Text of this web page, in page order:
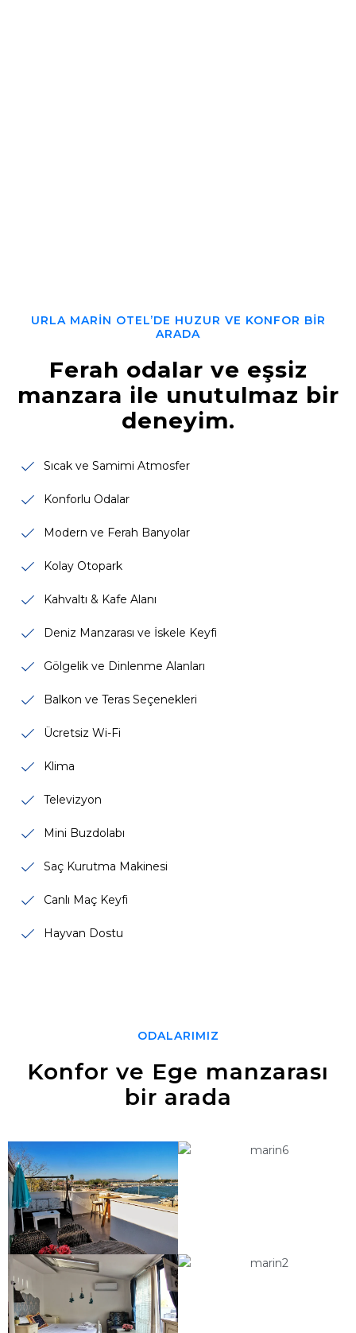
URLA MARIN OTEL’DE HUZUR VE KONFOR BIR
ARADA
Ferah odalar ve eşsiz
manzara ile unutulmaz bir
deneyim.
Sıcak ve Samimi Atmosfer
Konforlu Odalar
Modern ve Ferah Banyolar
Kolay Otopark
Kahvaltı & Kafe Alanı
Deniz Manzarası ve İskele Keyfi
Gölgelik ve Dinlenme Alanları
Balkon ve Teras Seçenekleri
Ücretsiz Wi-Fi
Klima
Televizyon
Mini Buzdolabı
Saç Kurutma Makinesi
Canlı Maç Keyfi
Hayvan Dostu
ODALARIMIZ
Konfor ve Ege manzarası
bir arada